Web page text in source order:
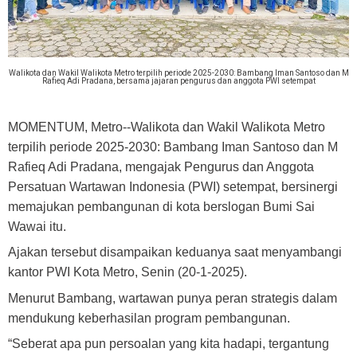
Walikota dan Wakil Walikota Metro terpilih periode 2025-2030: Bambang Iman Santoso dan M
Rafieq Adi Pradana, bersama jajaran pengurus dan anggota PWI setempat
MOMENTUM, Metro--Walikota dan Wakil Walikota Metro
terpilih periode 2025-2030: Bambang Iman Santoso dan M
Rafieq Adi Pradana, mengajak Pengurus dan Anggota
Persatuan Wartawan Indonesia (PWI) setempat, bersinergi
memajukan pembangunan di kota berslogan Bumi Sai
Wawai itu.
Ajakan tersebut disampaikan keduanya saat menyambangi
kantor PWI Kota Metro, Senin (20-1-2025).
Menurut Bambang, wartawan punya peran strategis dalam
mendukung keberhasilan program pembangunan.
“Seberat apa pun persoalan yang kita hadapi, tergantung